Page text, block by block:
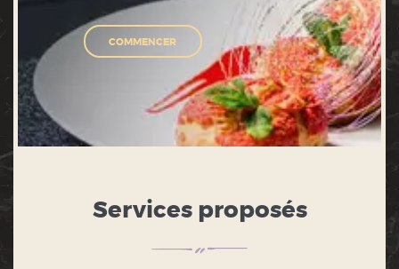
COMMENCER
Services proposés